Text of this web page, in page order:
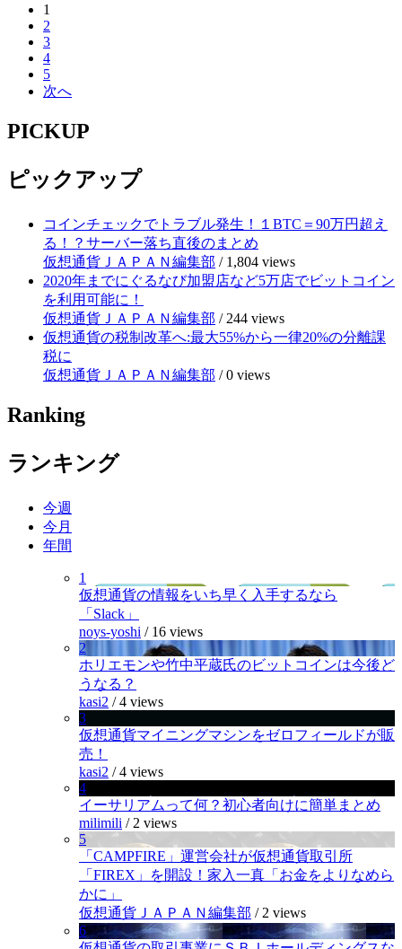
1
2
3
4
5
次へ
PICKUP
ピックアップ
コインチェックでトラブル発生！１BTC＝90万円超え
る！？サーバー落ち直後のまとめ
仮想通貨ＪＡＰＡＮ編集部 / 1,804 views
2020年までにぐるなび加盟店など5万店でビットコイン
を利用可能に！
仮想通貨ＪＡＰＡＮ編集部 / 244 views
仮想通貨の税制改革へ:最大55%から一律20%の分離課
税に
仮想通貨ＪＡＰＡＮ編集部 /0 views
Ranking
ランキング
今週
今月
年間
1
仮想通貨の情報をいち早く入手するなら
「Slack」
noys-yoshi / 16 views
2
ホリエモンや竹中平蔵氏のビットコインは今後ど
うなる？
kasi2 /4 views
3
仮想通貨マイニングマシンをゼロフィールドが販
売！
kasi2 /4 views
4
イーサリアムって何？初心者向けに簡単まとめ
milimili / 2 views
5
「CAMPFIRE」運営会社が仮想通貨取引所
「FIREX」を開設！家入一真「お金をよりなめら
かに」
仮想通貨ＪＡＰＡＮ編集部 / 2 views
6